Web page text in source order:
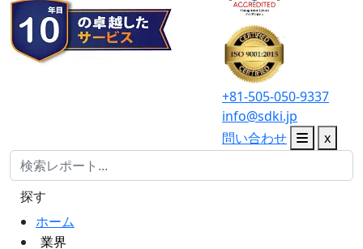
+81-505-050-9337
info@sdki.jp
問い合わせ
x
ホーム
業界
探す